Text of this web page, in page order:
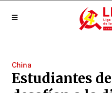
China
Estudiantes